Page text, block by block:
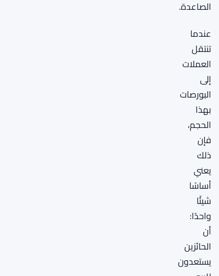
الصاعدة.
عندما
تنتقل
العملات
إلى
البورصات
بهذا
الحجم،
فإن
ذلك
يعني
أساسًا
شيئًا
واحدًا:
أن
الحائزين
يستعدون